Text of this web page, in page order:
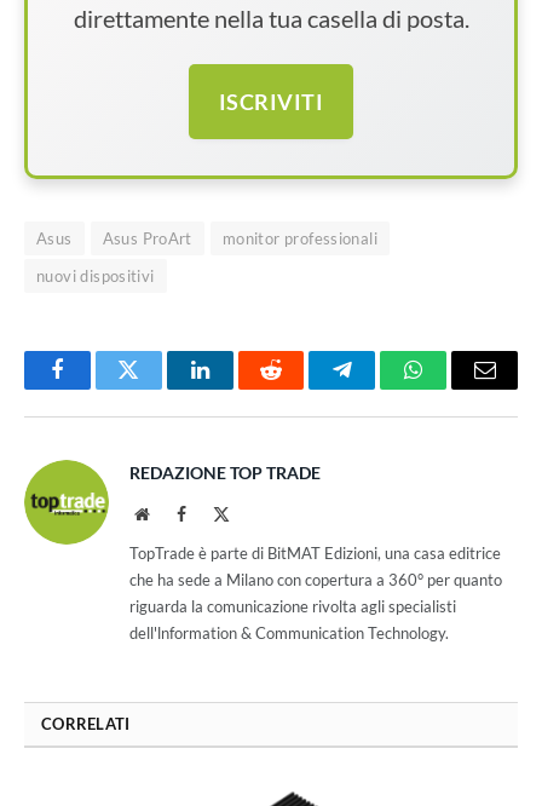
direttamente nella tua casella di posta.
ISCRIVITI
Asus Asus ProArt
monitor professionali
nuovi dispositivi
FacebookTwitter LinkedInReddit TelegramWhatsAppEmail
REDAZIONE TOP TRADE
WebsiteFacebook
TopTrade è parte di BitMAT Edizioni, una casa editrice
che ha sede a Milano con copertura a 360° per quanto
riguarda la comunicazione rivolta agli specialisti
dell'lnformation & Communication Technology.
CORRELATI